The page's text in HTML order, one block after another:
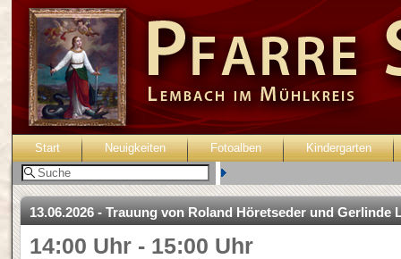
Start Neuigkeiten Fotoalben Kindergarten
13.06.2026 - Trauung von Roland Höretseder und
14:00 Uhr - 15:00 Uhr